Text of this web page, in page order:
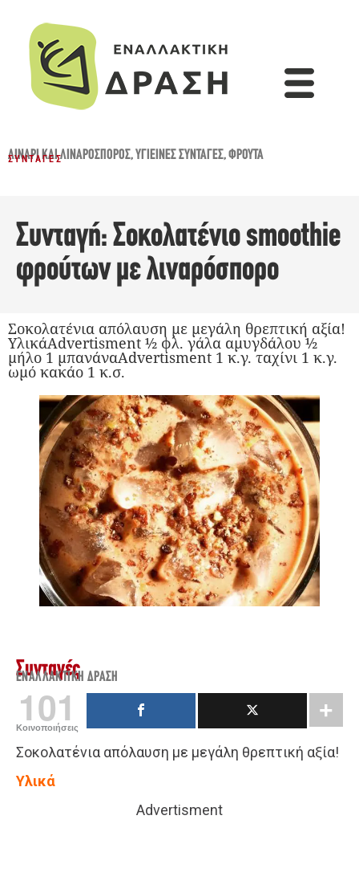
ΛΙΝΆΡΙ ΚΑΙ ΛΙΝΑΡΌΣΠΟΡΟΣ,ΥΓΙΕΙΝΈΣ ΣΥΝΤΑΓΈΣ,ΦΡΟΎΤΑ
ΣΥΝΤΑΓΈΣ
Συνταγή: Σοκολατένιο smoothie
φρούτων με λιναρόσπορο
Σοκολατένια απόλαυση με μεγάλη θρεπτική αξία!
ΥλικάAdvertisment ½ φλ. γάλα αμυγδάλου ½
μήλο 1 μπανάναAdvertisment ​1 κ.γ. ταχίνι 1 κ.γ.
ωμό κακάο 1 κ.σ.
Συνταγές
ΕΝΑΛΛΑΚΤΙΚΉ ΔΡΆΣΗ
101
Κοινοποιήσεις
Σοκολατένια απόλαυση με μεγάλη θρεπτική αξία!
Υλικά
Advertisment